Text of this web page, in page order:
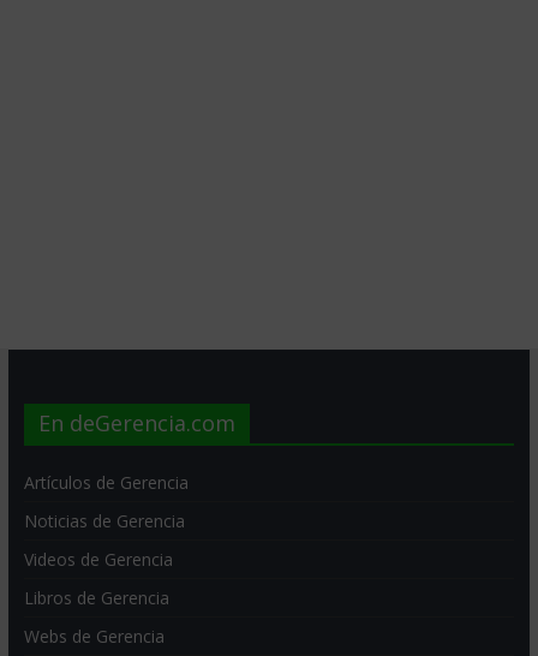
En deGerencia.com
Artículos de Gerencia
Noticias de Gerencia
Videos de Gerencia
Libros de Gerencia
Webs de Gerencia